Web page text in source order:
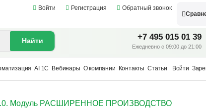
Войти Регистрация
Обратный звонок
Найти +7 495 015 01 39
Ежедневно с 09:00 до 21:00
AI 1С Вебинары О компании Контакты Статьи Войти
Модуль РАСШИРЕННОЕ ПРОИЗВОДСТВО